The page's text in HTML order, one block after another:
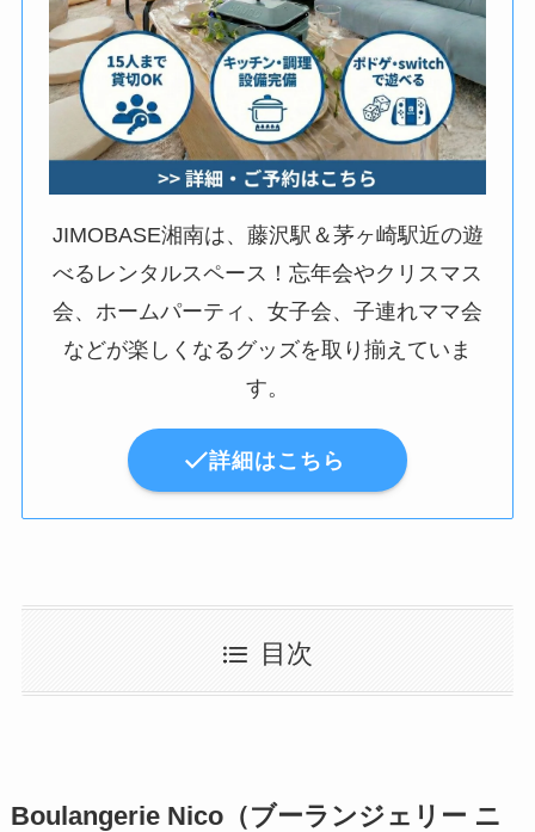
JIMOBASE湘南は、藤沢駅＆茅ヶ崎駅近の遊
べるレンタルスペース！忘年会やクリスマス
会、ホームパーティ、女子会、子連れママ会
などが楽しくなるグッズを取り揃えていま
す。
詳細はこちら
目次
Boulangerie Nico（ブーランジェリー ニ